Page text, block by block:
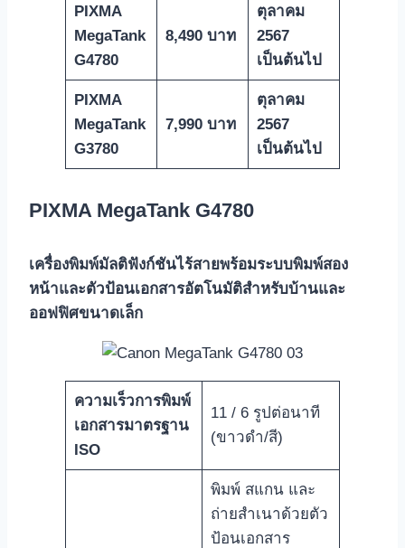
PIXMA
MegaTank
G4780
8,490 บาท
ตุลาคม
2567
เป็นต้นไป
PIXMA
MegaTank
G3780
7,990 บาท
ตุลาคม
2567
เป็นต้นไป
PIXMA MegaTank G4780
เครื่องพิมพ์มัลติฟังก์ชันไร้สายพร้อมระบบพิมพ์สอง
หน้าและตัวป้อนเอกสารอัตโนมัติสำหรับบ้านและ
ออฟฟิศขนาดเล็ก
ความเร็วการพิมพ์
เอกสารมาตรฐาน
ISO
11 / 6 รูปต่อนาที
(ขาวดำ/สี)
พิมพ์ สแกน และ
ถ่ายสำเนาด้วยตัว
ป้อนเอกสาร